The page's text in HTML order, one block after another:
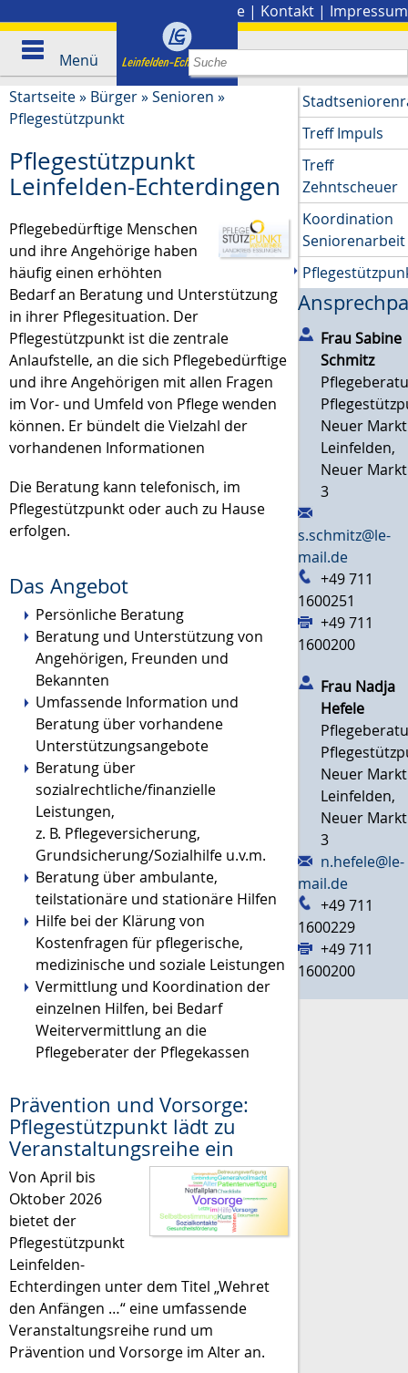
Presse | Kontakt | Impressum
Menü
Startseite» Bürger»Senioren »
Pflegestützpunkt
Pflegestützpunkt
Leinfelden-Echterdingen
Pflegebedürftige Menschen
und ihre Angehörige haben
häufig einen erhöhten
Bedarf an Beratung und Unterstützung
in ihrer Pflegesituation. Der
Pflegestützpunkt ist die zentrale
Anlaufstelle, an die sich Pflegebedürftige
und ihre Angehörigen mit allen Fragen
im Vor- und Umfeld von Pflege wenden
können. Er bündelt die Vielzahl der
vorhandenen Informationen
Die Beratung kann telefonisch, im
Pflegestützpunkt oder auch zu Hause
erfolgen.
Das Angebot
Persönliche Beratung
Beratung und Unterstützung von
Angehörigen, Freunden und
Bekannten
Umfassende Information und
Beratung über vorhandene
Unterstützungsangebote
Beratung über
sozialrechtliche/finanzielle
Leistungen,
z. B. Pflegeversicherung,
Grundsicherung/Sozialhilfe u.v.m.
Beratung über ambulante,
teilstationäre und stationäre Hilfen
Hilfe bei der Klärung von
Kostenfragen für pflegerische,
medizinische und soziale Leistungen
Vermittlung und Koordination der
einzelnen Hilfen, bei Bedarf
Weitervermittlung an die
Pflegeberater der Pflegekassen
Prävention und Vorsorge:
Pflegestützpunkt lädt zu
Veranstaltungsreihe ein
Von April bis
Oktober 2026
bietet der
Pflegestützpunkt
Leinfelden-
Echterdingen unter dem Titel „Wehret
den Anfängen …“ eine umfassende
Veranstaltungsreihe rund um
Prävention und Vorsorge im Alter an.
Treff Impuls
Treff
Zehntscheuer
Koordination
Seniorenarbeit
FrauSabine
Schmitz
s.schmitz@le-
mail.de
+49 711
1600251
+49 711
1600200
Neuer Markt
Leinfelden,
Neuer Markt
3
Frau Nadja
Hefele
n.hefele@le-
mail.de
+49 711
1600229
+49 711
1600200
Neuer Markt
Leinfelden,
Neuer Markt
3